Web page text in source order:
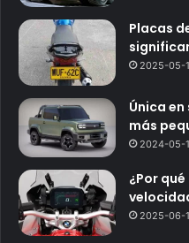
Placas
2025-05-
Única
más
2024-05-
¿Por
2025-06-